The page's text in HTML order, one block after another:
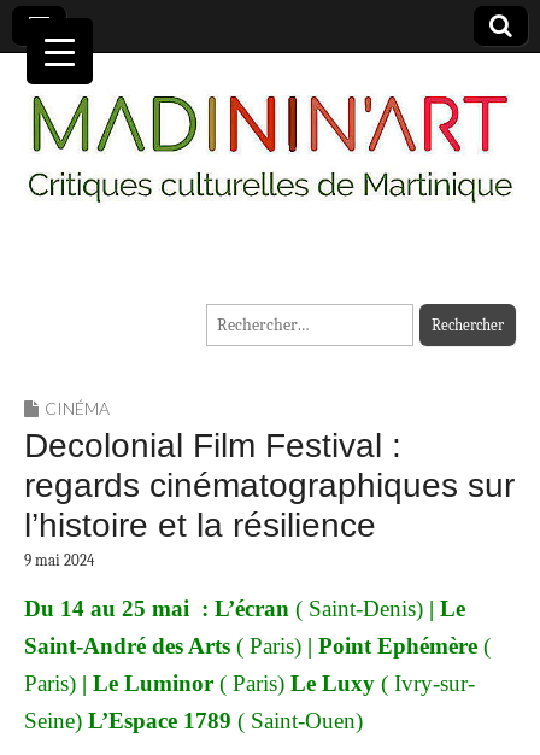
MADININ'ART
Rechercher :
CINÉMA
Decolonial Film Festival :
regards cinématographiques sur
l’histoire et la résilience
9 mai 2024
Du 14 au 25 mai : L’écran ( Saint-Denis) | Le
Saint-André des Arts ( Paris) | Point Ephémère (
Paris) | Le Luminor ( Paris) Le Luxy ( Ivry-sur-
Seine) L’Espace 1789 ( Saint-Ouen)